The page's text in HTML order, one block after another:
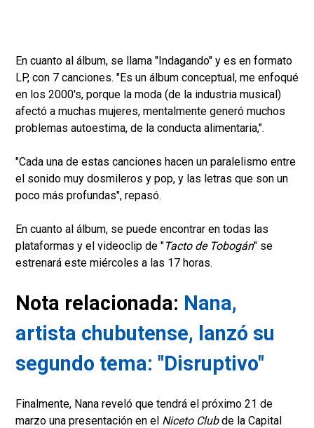
En cuanto al álbum, se llama "Indagando" y es en formato
LP, con 7 canciones. "Es un álbum conceptual, me enfoqué
en los 2000's, porque la moda (de la industria musical)
afectó a muchas mujeres, mentalmente generó muchos
problemas autoestima, de la conducta alimentaria,".
"Cada una de estas canciones hacen un paralelismo entre
el sonido muy dosmileros y pop, y las letras que son un
poco más profundas", repasó.
En cuanto al álbum, se puede encontrar en todas las
plataformas y el videoclip de "Tacto de Tobogán" se
estrenará este miércoles a las 17 horas.
Nota relacionada: Nana,
artista chubutense, lanzó su
segundo tema: "Disruptivo"
Finalmente, Nana reveló que tendrá el próximo 21 de
marzo una presentación en el Niceto Clubde la Capital